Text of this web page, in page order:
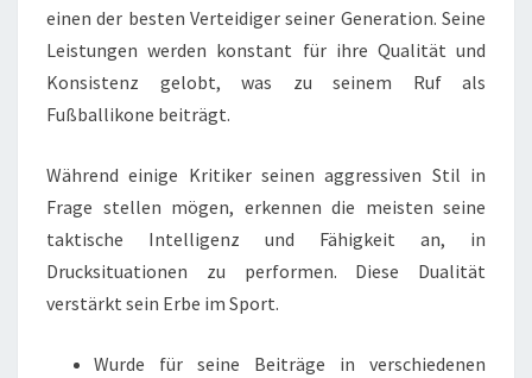
einen der besten Verteidiger seiner Generation. Seine
Leistungen werden konstant für ihre Qualität und
Konsistenz gelobt, was zu seinem Ruf als
Fußballikone beiträgt.
Während einige Kritiker seinen aggressiven Stil in
Frage stellen mögen, erkennen die meisten seine
taktische Intelligenz und Fähigkeit an, in
Drucksituationen zu performen. Diese Dualität
verstärkt sein Erbe im Sport.
Wurde für seine Beiträge in verschiedenen